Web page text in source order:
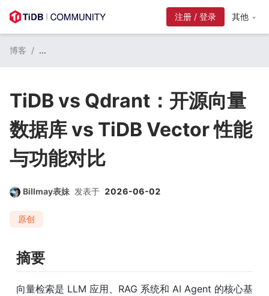
其他
博客 / ...
TiDB vs Qdrant：开源向量
数据库 vs TiDB Vector 性能
与功能对比
Billmay表妹 发表于 2026-06-02
原创
摘要
向量检索是 LLM 应用、RAG 系统和 AI Agent 的核心基